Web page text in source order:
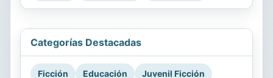
Categorías Destacadas
Ficción Educación Juvenil Ficción